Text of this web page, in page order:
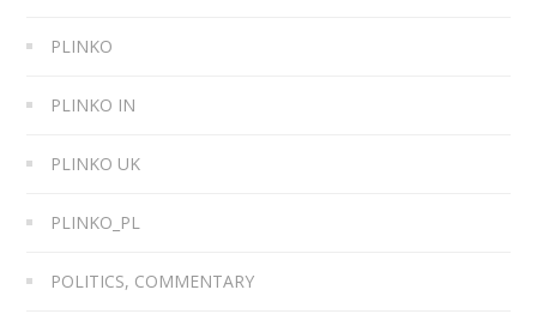
PLINKO
PLINKO IN
PLINKO UK
PLINKO_PL
POLITICS, COMMENTARY